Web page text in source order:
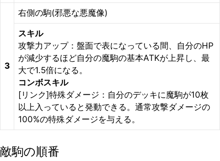
3
右側の駒(邪悪な悪魔像)
スキル
攻撃力アップ：盤面で表になっている間、自分のHP
が減少するほど自分の魔駒の基本ATKが上昇し、最
大で1.5倍になる。
コンボスキル
[リンク]特殊ダメージ：自分のデッキに魔駒が10枚
以上入っていると発動できる。通常攻撃ダメージの
100%の特殊ダメージを与える。
敵駒の順番